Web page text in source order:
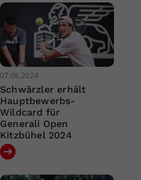
07.06.2024
Schwärzler erhält
Hauptbewerbs-
Wildcard für
Generali Open
Kitzbühel 2024